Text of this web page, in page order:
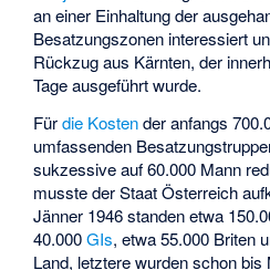
an einer Einhaltung der
Besatzungszonen interessiert
Rückzug aus Kärnten, der
Tage ausgeführt wurde.
Fürdie Kostender anfangs
umfassenden
sukzessive auf 60.000 Mann
musste der Staat Österreich
Jänner 1946 standen etwa
40.000GIs, etwa 55.000 Briten
Land, letztere wurden schon